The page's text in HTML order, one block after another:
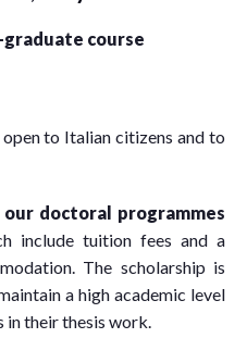
course
to Italian citizens and to
doctoral programmes
include tuition fees and a
The scholarship is
a high academic level
their thesis work.